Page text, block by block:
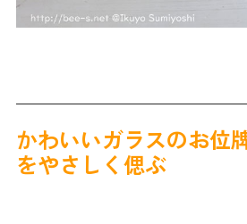
かわいいガラスのお位
をやさしく偲ぶ